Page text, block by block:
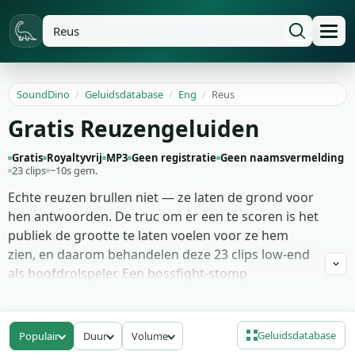
SoundDino / Geluidsdatabase / Eng / Reus
Gratis Reuzengeluiden
Gratis Royaltyvrij MP3 Geen registratie Geen naamsvermelding
23 clips ~10s gem.
Echte reuzen brullen niet — ze laten de grond voor
hen antwoorden. De truc om er een te scoren is het
publiek de grootte te laten voelen voor ze hem
zien, en daarom behandelen deze 23 clips low-end
als hoofdrolspeler. Een bossfight-stomp
podium te laten vallen en het resultaat twee
octaven omlaag te pitchen; een kolossale-voetstap-
cyclus met puinratel ingebakken in de staart; een
Populair Duur Volume Geluidsdatabase